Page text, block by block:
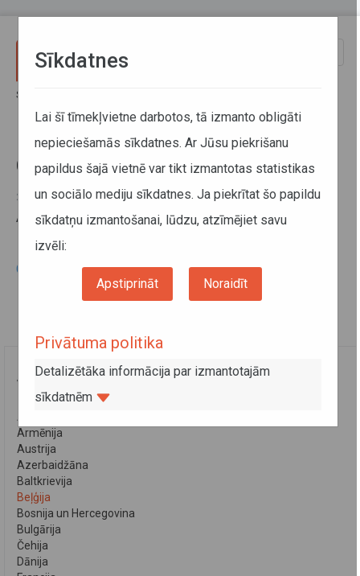
Sākums
Ceļu lietošanas maksa
29. janvāris 2015
Ar ceļu lietošanas maksu var iepazītiesšeit .
Ceļu lietošanas maksa ārvalstīs
VALSTIS
Albānija
Armēnija
Austrija
Azerbaidžāna
Baltkrievija
Beļģija
Bosnija un Hercegovina
Bulgārija
Čehija
Dānija
Sīkdatnes
Lai šī tīmekļvietne darbotos, tā izmanto obligāti
nepieciešamās sīkdatnes. Ar Jūsu piekrišanu
papildus šajā vietnē var tikt izmantotas statistikas
un sociālo mediju sīkdatnes. Ja piekrītat šo papildu
sīkdatņu izmantošanai, lūdzu, atzīmējiet savu
izvēli:
Apstiprināt Noraidīt
Privātuma politika
Detalizētāka informācija par izmantotajām
sīkdatnēm